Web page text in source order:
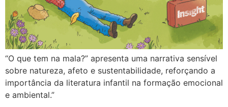
“O que tem na mala?” apresenta uma narrativa sensível
sobre natureza, afeto e sustentabilidade, reforçando a
importância da literatura infantil na formação emocional
e ambiental.”